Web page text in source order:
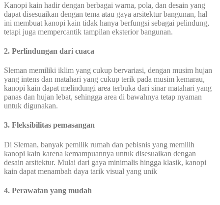
Kanopi kain hadir dengan berbagai warna, pola, dan desain yang
dapat disesuaikan dengan tema atau gaya arsitektur bangunan, hal
ini membuat kanopi kain tidak hanya berfungsi sebagai pelindung,
tetapi juga mempercantik tampilan eksterior bangunan.
2. Perlindungan dari cuaca
Sleman memiliki iklim yang cukup bervariasi, dengan musim hujan
yang intens dan matahari yang cukup terik pada musim kemarau,
kanopi kain dapat melindungi area terbuka dari sinar matahari yang
panas dan hujan lebat, sehingga area di bawahnya tetap nyaman
untuk digunakan.
3. Fleksibilitas pemasangan
Di Sleman, banyak pemilik rumah dan pebisnis yang memilih
kanopi kain karena kemampuannya untuk disesuaikan dengan
desain arsitektur. Mulai dari gaya minimalis hingga klasik, kanopi
kain dapat menambah daya tarik visual yang unik
4. Perawatan yang mudah